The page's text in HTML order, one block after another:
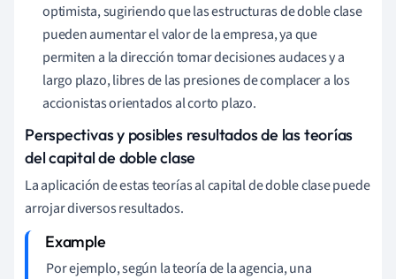
optimista, sugiriendo que las estructuras de doble clase
pueden aumentar el valor de la empresa, ya que
permiten a la dirección tomar decisiones audaces y a
largo plazo, libres de las presiones de complacer a los
accionistas orientados al corto plazo.
Perspectivas y posibles resultados de las teorías
del capital de doble clase
La aplicación de estas teorías al capital de doble clase puede
arrojar diversos resultados.
Por ejemplo, según la teoría de la agencia, una